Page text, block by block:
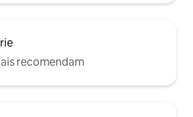
recomendam